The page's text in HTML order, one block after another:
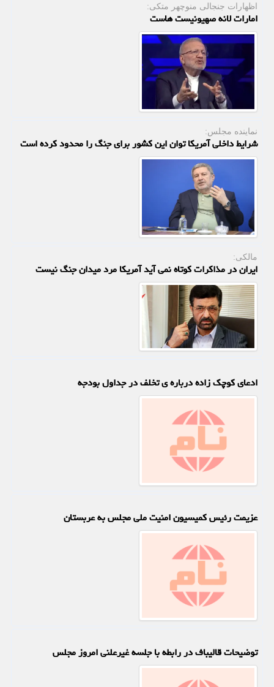
اظهارات جنجالی منوچهر متكی:
امارات لانه صهیونیست هاست
نماینده مجلس:
شرایط داخلی آمریکا توان این کشور برای جنگ را محدود کرده است
مالکی:
ایران در مذاکرات کوتاه نمی آید آمریکا مرد میدان جنگ نیست
ادعای کوچک زاده درباره ی تخلف در جداول بودجه
عزیمت رئیس کمیسیون امنیت ملی مجلس به عربستان
توضیحات قالیباف در رابطه با جلسه غیرعلنی امروز مجلس